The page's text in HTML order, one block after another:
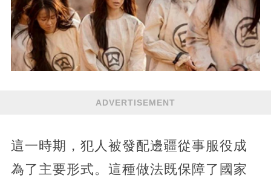
ADVERTISEMENT
這一時期，犯人被發配邊疆從事服役成
為了主要形式。這種做法既保障了國家